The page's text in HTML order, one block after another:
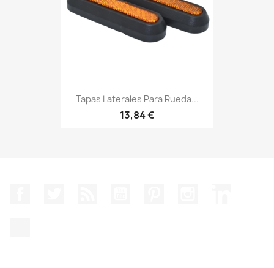
Tapas Laterales Para Rueda...
13,84 €